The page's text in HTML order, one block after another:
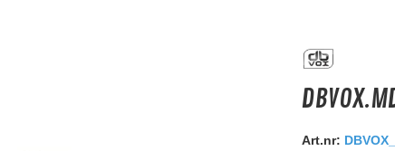
Kanske någon av dessa produkter kan
Art.nr: